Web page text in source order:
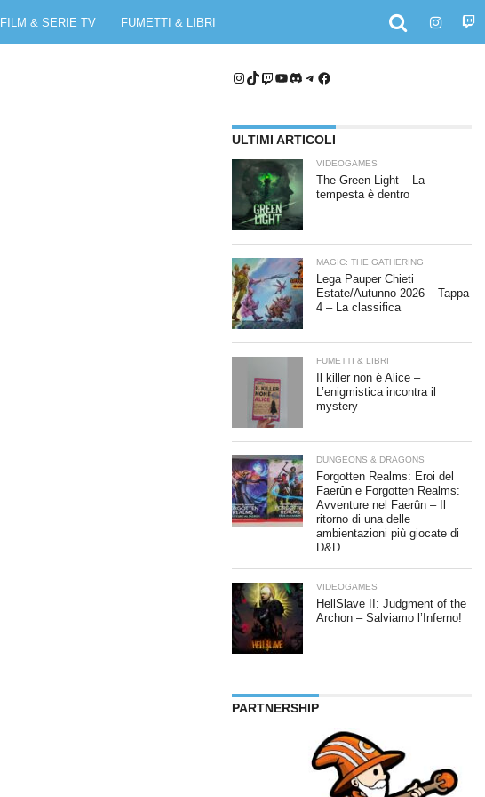
FILM & SERIE TV FUMETTI & LIBRI
Instagram
TikTok
Twitch
YouTube
Discord
Telegram
Facebook
ULTIMI ARTICOLI
VIDEOGAMES
The Green Light – La
tempesta è dentro
MAGIC: THE GATHERING
Lega Pauper Chieti
Estate/Autunno 2026 – Tappa
4 – La classifica
FUMETTI & LIBRI
Il killer non è Alice –
L’enigmistica incontra il
mystery
DUNGEONS & DRAGONS
Forgotten Realms: Eroi del
Faerûn e Forgotten Realms:
Avventure nel Faerûn – Il
ritorno di una delle
ambientazioni più giocate di
D&D
VIDEOGAMES
HellSlave II: Judgment of the
Archon – Salviamo l’Inferno!
PARTNERSHIP